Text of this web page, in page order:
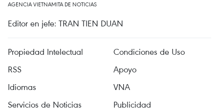
AGENCIA VIETNAMITA DE NOTICIAS
Editor en jefe: TRAN TIEN DUAN
Propiedad Intelectual
Condiciones de Uso
RSS
Apoyo
Idiomas
VNA
Servicios de Noticias
Publicidad